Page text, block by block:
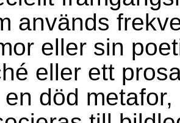
används
eller sin
eller ett
en död